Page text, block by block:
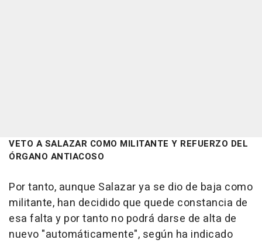
VETO A SALAZAR COMO MILITANTE Y REFUERZO DEL
ÓRGANO ANTIACOSO
Por tanto, aunque Salazar ya se dio de baja como
militante, han decidido que quede constancia de
esa falta y por tanto no podrá darse de alta de
nuevo "automáticamente", según ha indicado